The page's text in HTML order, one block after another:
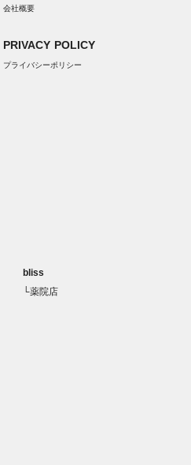
会社概要
PRIVACY POLICY
プライバシーポリシー
bliss
└薬院店